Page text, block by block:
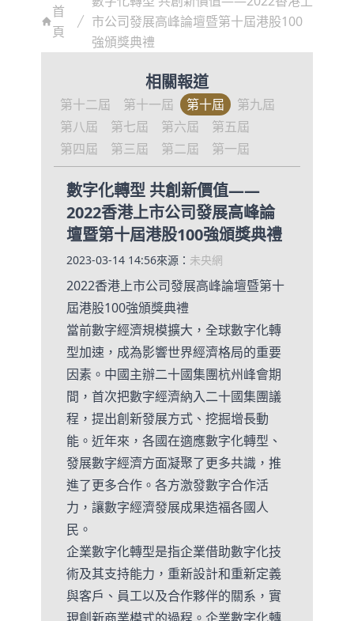
首
頁
市公司發展高峰論壇暨第十屆港股100
強頒獎典禮
相關報道
第十二屆 第十一屆 第十屆
第九屆
第八屆
第七屆 第六屆
第五屆
第四屆
第三屆 第二屆 第一屆
數字化轉型 共創新價值——
2022香港上市公司發展高峰論
壇暨第十屆港股100強頒獎典禮
2023-03-14 14:56來源： 未央網
2022香港上市公司發展高峰論壇暨第十
屆港股100強頒獎典禮
當前數字經濟規模擴大，全球數字化轉
型加速，成為影響世界經濟格局的重要
因素。中國主辦二十國集團杭州峰會期
間，首次把數字經濟納入二十國集團議
程，提出創新發展方式、挖掘增長動
能。近年來，各國在適應數字化轉型、
發展數字經濟方面凝聚了更多共識，推
進了更多合作。各方激發數字合作活
力，讓數字經濟發展成果造福各國人
民。
企業數字化轉型是指企業借助數字化技
術及其支持能力，重新設計和重新定義
與客戶、員工以及合作夥伴的關系，實
現創新商業模式的過程。企業數字化轉